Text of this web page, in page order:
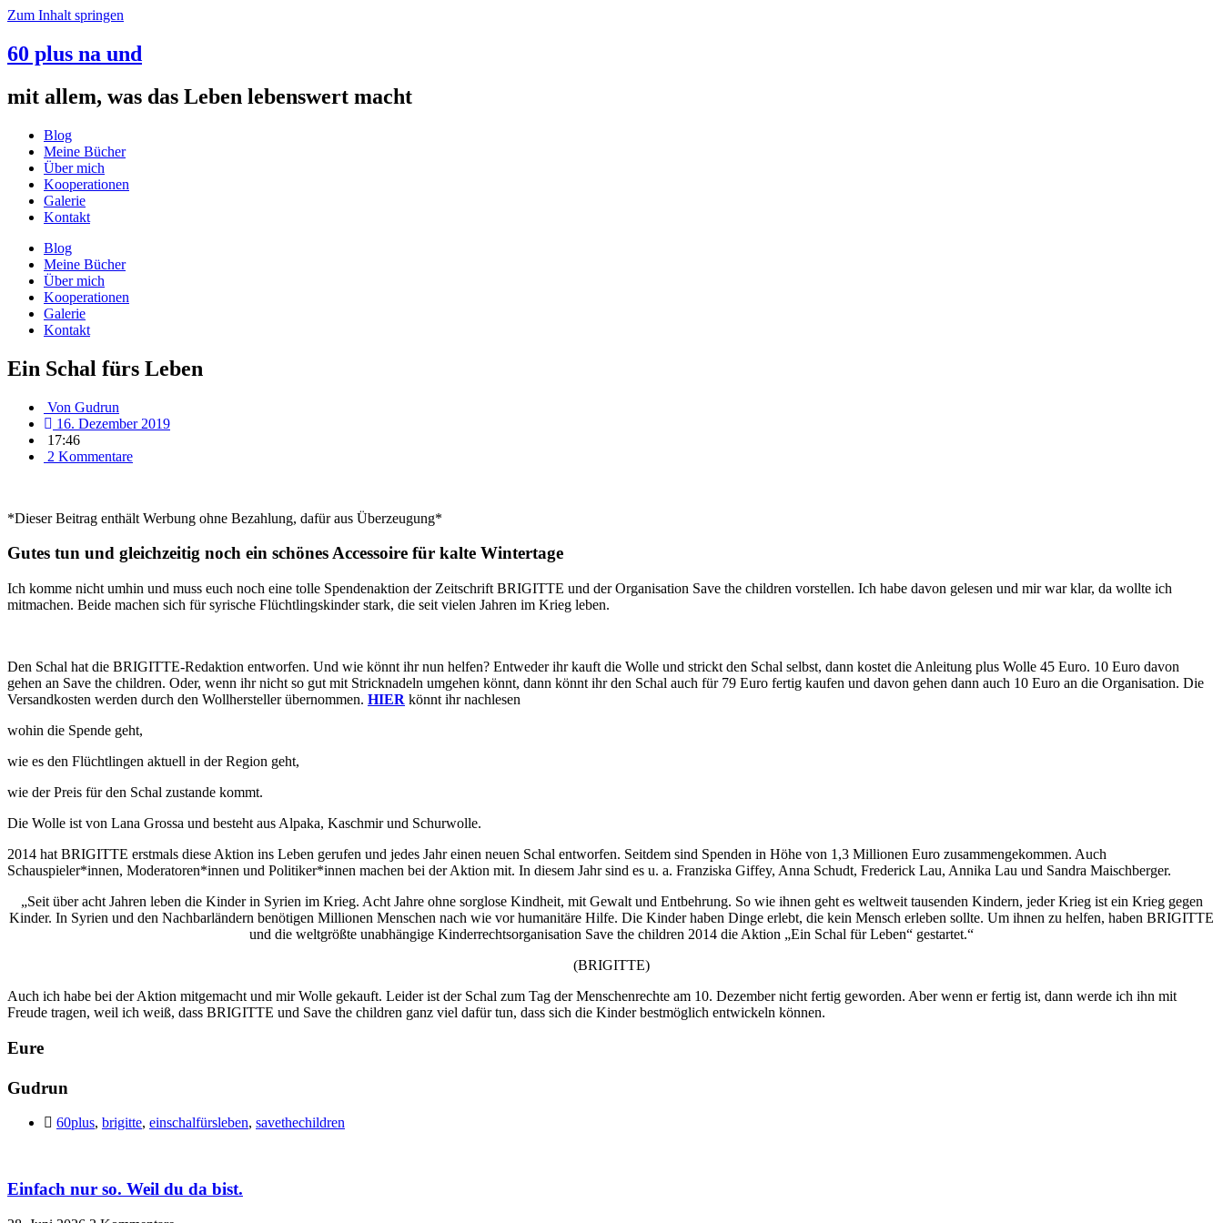
Zum Inhalt springen
60 plus na und
mit allem, was das Leben lebenswert macht
Blog
Meine Bücher
Über mich
Kooperationen
Galerie
Kontakt
Blog
Meine Bücher
Über mich
Kooperationen
Galerie
Kontakt
Ein Schal fürs Leben
Von Gudrun
16. Dezember 2019
17:46
2 Kommentare
*Dieser Beitrag enthält Werbung ohne Bezahlung, dafür aus Überzeugung*
Gutes tun und gleichzeitig noch ein schönes Accessoire für kalte Wintertage
Ich komme nicht umhin und muss euch noch eine tolle Spendenaktion der Zeitschrift BRIGITTE und der Organisation Save the children vorstellen. Ich habe davon gelesen und mir war klar, da wollte ich
mitmachen. Beide machen sich für syrische Flüchtlingskinder stark, die seit vielen Jahren im Krieg leben.
Den Schal hat die BRIGITTE-Redaktion entworfen. Und wie könnt ihr nun helfen? Entweder ihr kauft die Wolle und strickt den Schal selbst, dann kostet die Anleitung plus Wolle 45 Euro. 10 Euro davon
gehen an Save the children. Oder, wenn ihr nicht so gut mit Stricknadeln umgehen könnt, dann könnt ihr den Schal auch für 79 Euro fertig kaufen und davon gehen dann auch 10 Euro an die Organisation. Die
Versandkosten werden durch den Wollhersteller übernommen. HIER könnt ihr nachlesen
wohin die Spende geht,
wie es den Flüchtlingen aktuell in der Region geht,
wie der Preis für den Schal zustande kommt.
Die Wolle ist von Lana Grossa und besteht aus Alpaka, Kaschmir und Schurwolle.
2014 hat BRIGITTE erstmals diese Aktion ins Leben gerufen und jedes Jahr einen neuen Schal entworfen. Seitdem sind Spenden in Höhe von 1,3 Millionen Euro zusammengekommen. Auch
Schauspieler*innen, Moderatoren*innen und Politiker*innen machen bei der Aktion mit. In diesem Jahr sind es u. a. Franziska Giffey, Anna Schudt, Frederick Lau, Annika Lau und Sandra Maischberger.
„Seit über acht Jahren leben die Kinder in Syrien im Krieg. Acht Jahre ohne sorglose Kindheit, mit Gewalt und Entbehrung. So wie ihnen geht es weltweit tausenden Kindern, jeder Krieg ist ein Krieg gegen
Kinder. In Syrien und den Nachbarländern benötigen Millionen Menschen nach wie vor humanitäre Hilfe. Die Kinder haben Dinge erlebt, die kein Mensch erleben sollte. Um ihnen zu helfen, haben BRIGITTE
und die weltgrößte unabhängige Kinderrechtsorganisation Save the children 2014 die Aktion „Ein Schal für Leben“ gestartet.“
(BRIGITTE)
Auch ich habe bei der Aktion mitgemacht und mir Wolle gekauft. Leider ist der Schal zum Tag der Menschenrechte am 10. Dezember nicht fertig geworden. Aber wenn er fertig ist, dann werde ich ihn mit
Freude tragen, weil ich weiß, dass BRIGITTE und Save the children ganz viel dafür tun, dass sich die Kinder bestmöglich entwickeln können.
Eure
Gudrun
60plus, brigitte, einschalfürsleben, savethechildren
Einfach nur so. Weil du da bist.